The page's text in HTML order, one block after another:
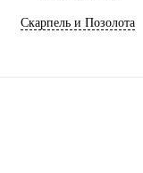
Скарпель и Позолота